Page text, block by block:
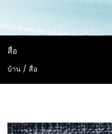
สื่อ
บ้าน / สื่อ